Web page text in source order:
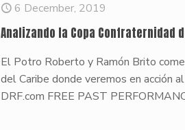
6 December, 2019
Analizando la Copa Confraternidad
El Potro Roberto y Ramón Brito
del Caribe donde veremos en acción
DRF.com FREE PAST